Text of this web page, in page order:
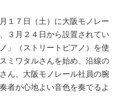
１７日（土）に大阪モノレー
３月２４日から設置されてい
」（ストリートピアノ）を使
ミワタルさんを始め、沿線の
ん、大阪モノレール社員の腕
者が心地よい音色を奏でるよ